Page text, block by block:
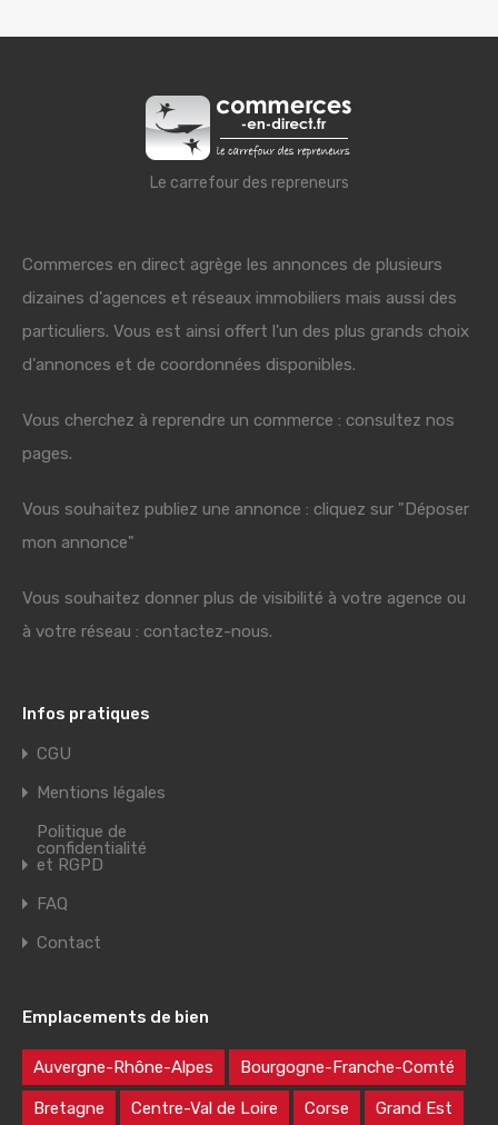
Le carrefour des repreneurs
Commerces en direct agrège les annonces de plusieurs
dizaines d'agences et réseaux immobiliers mais aussi des
particuliers. Vous est ainsi offert l'un des plus grands choix
d'annonces et de coordonnées disponibles.
Vous cherchez à reprendre un commerce : consultez nos
pages.
Vous souhaitez publiez une annonce : cliquez sur "Déposer
mon annonce"
Vous souhaitez donner plus de visibilité à votre agence ou
à votre réseau : contactez-nous.
Infos pratiques
CGU
Mentions légales
Politique de
confidentialité
et RGPD
FAQ
Contact
Emplacements de bien
Auvergne-Rhône-Alpes Bourgogne-Franche-Comté
Bretagne Centre-Val de Loire Corse Grand Est